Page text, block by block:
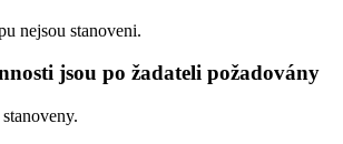
nejsou stanoveni.
jsou po žadateli požadovány